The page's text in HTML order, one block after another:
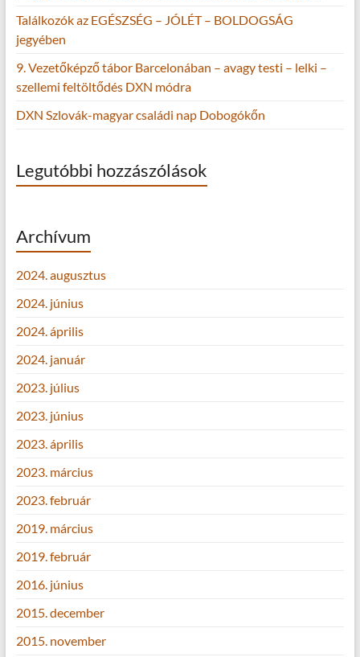
Találkozók az EGÉSZSÉG – JÓLÉT – BOLDOGSÁG
jegyében
9. Vezetőképző tábor Barcelonában – avagy testi – lelki –
szellemi feltöltődés DXN módra
DXN Szlovák-magyar családi nap Dobogókőn
Legutóbbi hozzászólások
Archívum
2024. augusztus
2024. június
2024. április
2024. január
2023. július
2023. június
2023. április
2023. március
2023. február
2019. március
2019. február
2016. június
2015. december
2015. november